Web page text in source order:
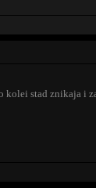
stad znikaja i